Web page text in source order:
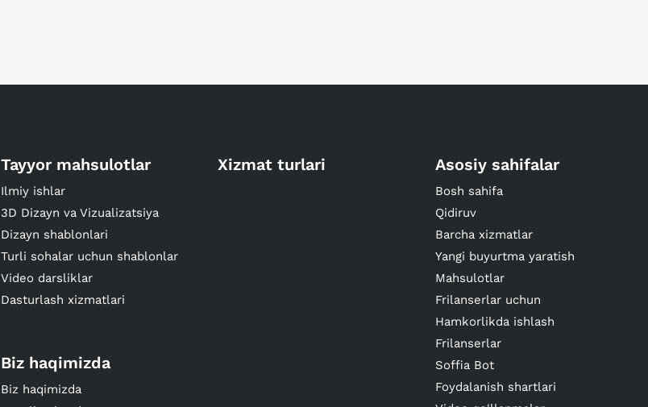
Tayyor mahsulotlar
Ilmiy ishlar
3D Dizayn va Vizualizatsiya
Dizayn shablonlari
Turli sohalar uchun shablonlar
Video darsliklar
Dasturlash xizmatlari
Xizmat turlari Asosiy sahifalar
Bosh sahifa
Qidiruv
Barcha xizmatlar
Yangi buyurtma yaratish
Mahsulotlar
Frilanserlar uchun
Hamkorlikda ishlash
Frilanserlar
Soffia Bot
Foydalanish shartlari
Biz haqimizda
Biz haqimizda